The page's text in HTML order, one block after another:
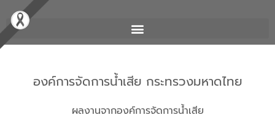
องค์การจัดการน้ำเสีย กระทรวงมหาดไทย
ผลงานจากองค์การจัดการน้ำเสีย